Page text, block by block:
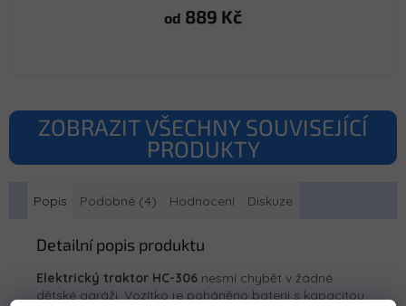
od 889 Kč
ZOBRAZIT VŠECHNY SOUVISEJÍCÍ
PRODUKTY
Popis Podobné (4) Hodnocení Diskuze
Detailní popis produktu
Elektrický traktor HC-306 nesmí chybět v žádné
dětské garáži. Vozítko je poháněno baterii s kapacitou